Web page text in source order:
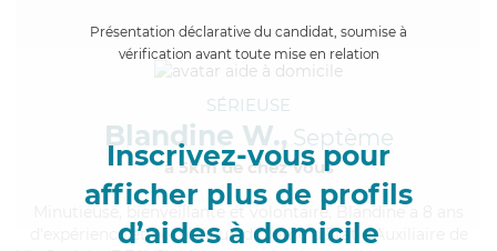
Présentation déclarative du candidat, soumise à
vérification avant toute mise en relation
Inscrivez-vous pour
afficher plus de profils
d’aides à domicile
SÉRIEUSE
Blandine W., Septème
à 5km de chez Vous
, bienveillante et volontaire, Blandine a 8 ans
d'expérience et possède un diplôme d'État d'Auxiliaire de